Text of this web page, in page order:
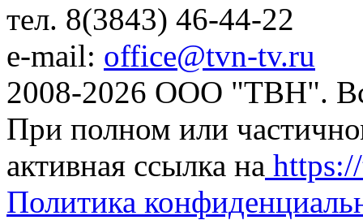
тел. 8(3843) 46-44-22
e-mail: office@tvn-tv.ru
2008-2026 ООО "ТВН".
При полном или
активная ссылка на
Политика